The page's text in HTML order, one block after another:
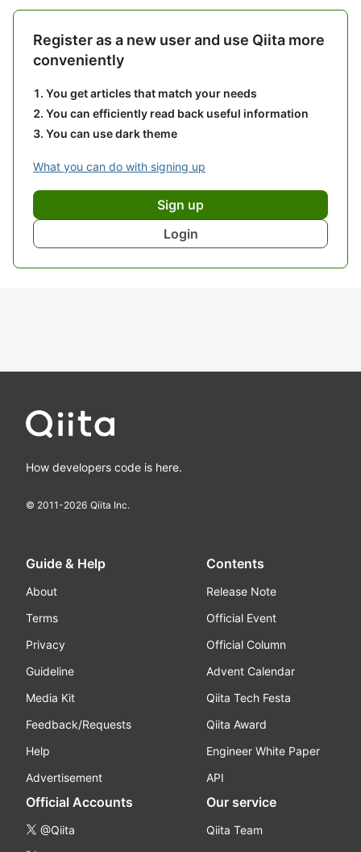
Register as a new user and use Qiita more
conveniently
You get articles that match your needs
You can efficiently read back useful information
You can use dark theme
What you can do with signing up
Sign up
Login
How developers code is here.
© 2011-2026 Qiita Inc.
Guide & Help
About
Terms
Privacy
Guideline
Media Kit
Feedback/Requests
Help
Advertisement
Contents
Release Note
Official Event
Official Column
Advent Calendar
Qiita Tech Festa
Qiita Award
Engineer White Paper
API
Official Accounts
@Qiita
Our service
Qiita Team